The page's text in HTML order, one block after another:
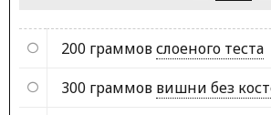
200 граммовслоеного теста
300 граммов вишни без